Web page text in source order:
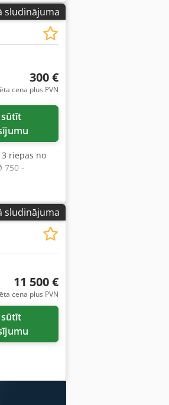
sludinājuma
300 €
cena plus PVN
riepas no
750 -
sludinājuma
11 500 €
cena plus PVN